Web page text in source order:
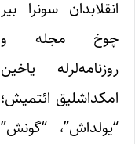
انقلابدان سونرا بیر
چوخ مجله و
روزنامه‌لرله یاخین
امکداشلیق ائتمیش؛
“یولداش”، “گونش”